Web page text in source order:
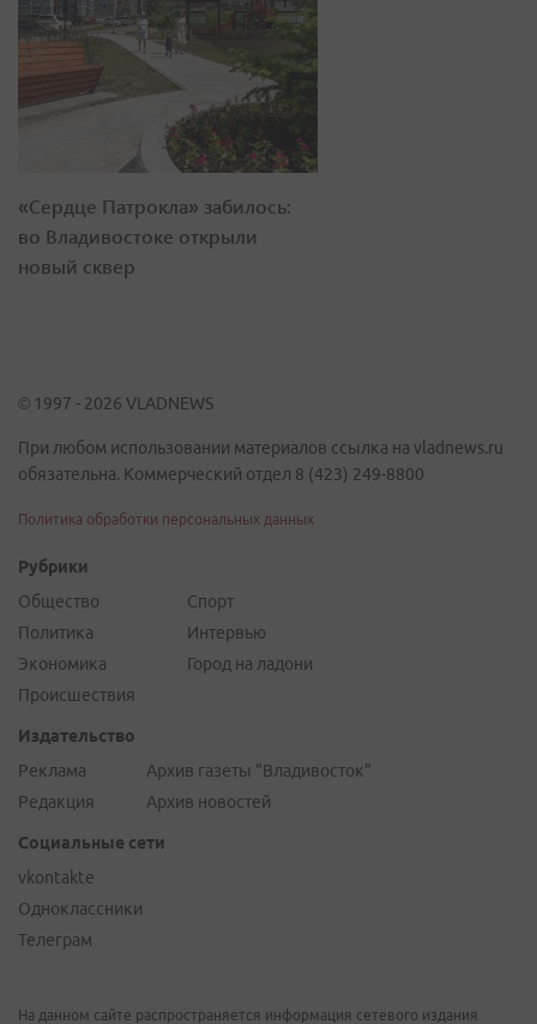
«Сердце Патрокла» забилось:
во Владивостоке открыли
новый сквер
© 1997 - 2026 VLADNEWS
При любом использовании материалов ссылка на vladnews.ru
обязательна. Коммерческий отдел 8 (423) 249-8800
Политика обработки персональных данных
Рубрики
Общество
Политика
Экономика
Происшествия
Спорт
Интервью
Город на ладони
Издательство
Реклама
Редакция
Архив газеты "Владивосток"
Архив новостей
Социальные сети
vkontakte
Одноклассники
Телеграм
На данном сайте распространяется информация сетевого издания